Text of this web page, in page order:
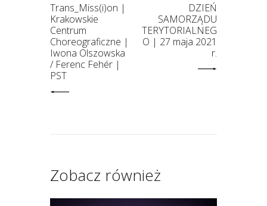
Trans_Miss(i)on |
Krakowskie
Centrum
Choreograficzne |
Iwona Olszowska
/ Ferenc Fehér |
PST
DZIEŃ
SAMORZĄDU
TERYTORIALNEG
O | 27 maja 2021
r.
Zobacz również